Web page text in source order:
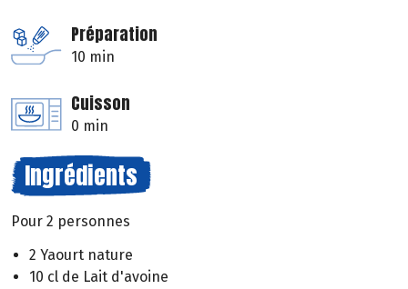
Préparation
10 min
Cuisson
0 min
Ingrédients
Pour 2 personnes
2 Yaourt nature
10 cl de Lait d'avoine